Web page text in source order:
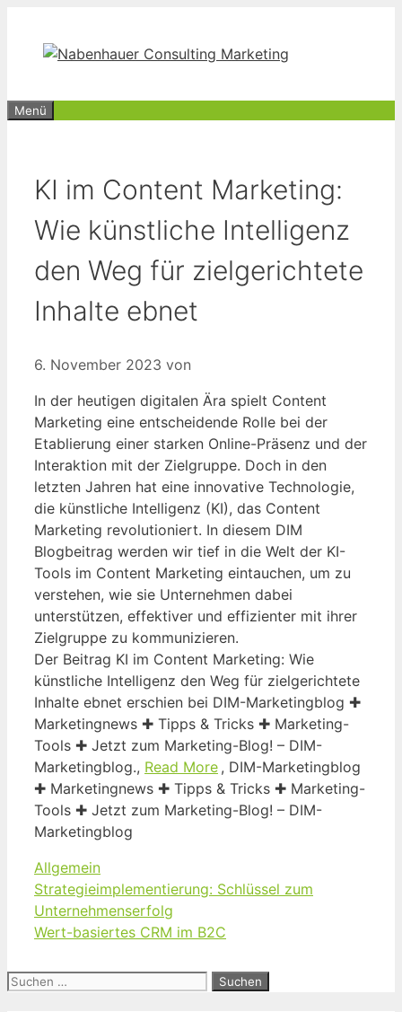
springen
Menü
KI im Content Marketing:
Wie künstliche Intelligenz
den Weg für zielgerichtete
Inhalte ebnet
6. November 2023 von
In der heutigen digitalen Ära spielt Content
Marketing eine entscheidende Rolle bei der
Etablierung einer starken Online-Präsenz und der
Interaktion mit der Zielgruppe. Doch in den
letzten Jahren hat eine innovative Technologie,
die künstliche Intelligenz (KI), das Content
Marketing revolutioniert. In diesem DIM
Blogbeitrag werden wir tief in die Welt der KI-
Tools im Content Marketing eintauchen, um zu
verstehen, wie sie Unternehmen dabei
unterstützen, effektiver und effizienter mit ihrer
Zielgruppe zu kommunizieren.
Der Beitrag KI im Content Marketing: Wie
künstliche Intelligenz den Weg für zielgerichtete
Inhalte ebnet erschien bei DIM-Marketingblog ✚
Marketingnews ✚ Tipps & Tricks ✚ Marketing-
Tools ✚ Jetzt zum Marketing-Blog! – DIM-
Marketingblog., Read More , DIM-Marketingblog
✚ Marketingnews ✚ Tipps & Tricks ✚ Marketing-
Tools ✚ Jetzt zum Marketing-Blog! – DIM-
Marketingblog
Kategorien
Allgemein
Strategieimplementierung: Schlüssel zum
Unternehmenserfolg
Wert-basiertes CRM im B2C
Suchen